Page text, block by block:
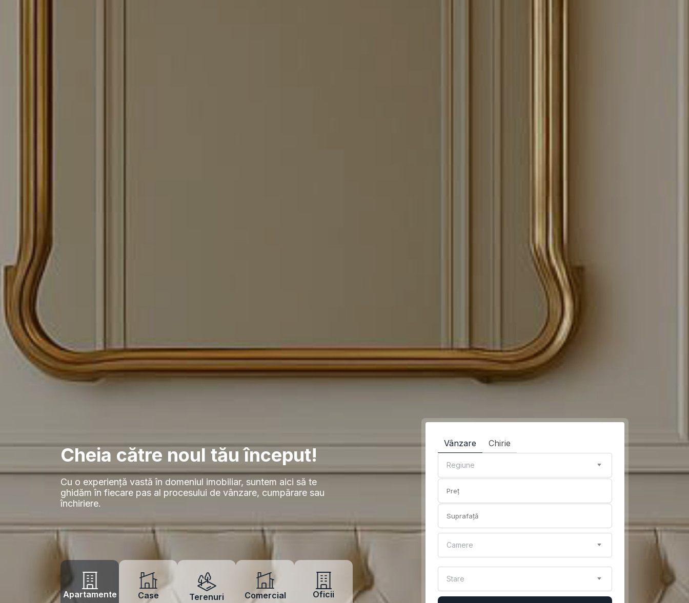
Cheia către noul tău început!
Cu o experiență vastă în domeniul imobiliar, suntem aici să te
ghidăm în fiecare pas al procesului de vânzare, cumpărare sau
închiriere.
Apartamente Case Terenuri Comercial Oficii
Vânzare Chirie
Regiune
Camere
Stare